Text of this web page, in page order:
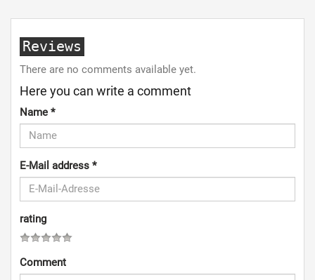
Reviews
There are no comments available yet.
Here you can write a comment
Name *
E-Mail address *
rating
Comment